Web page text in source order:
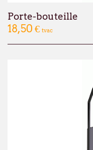
Porte-bouteille
18,50 € tvac